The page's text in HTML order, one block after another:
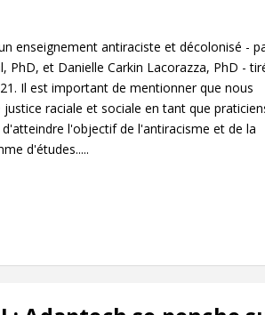
enseignement antiraciste et décolonisé -
PhD, et Danielle Carkin Lacorazza, PhD -
Il est important de mentionner que nous
raciale et sociale en tant que
l'objectif de l'antiracisme et de la
d'études.....